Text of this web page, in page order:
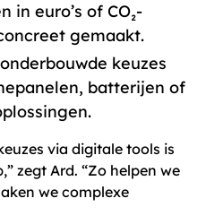
in euro’s of CO₂-
gemaakt.
keuzes
batterijen of
via digitale tools is
zegt Ard. “Zo helpen we
we complexe